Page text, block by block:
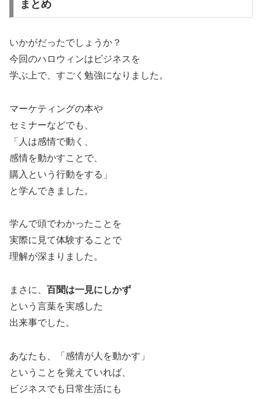
まとめ
いかがだったでしょうか？
今回のハロウィンはビジネスを
学ぶ上で、すごく勉強になりました。
マーケティングの本や
セミナーなどでも、
「人は感情で動く、
感情を動かすことで、
購入という行動をする」
と学んできました。
学んで頭でわかったことを
実際に見て体験することで
理解が深まりました。
まさに、 百聞は一見にしかず
という言葉を実感した
出来事でした。
あなたも、「感情が人を動かす」
ということを覚えていれば、
ビジネスでも日常生活にも